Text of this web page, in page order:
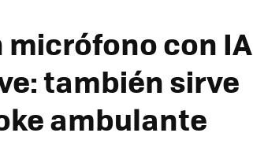
micrófono con IA
también sirve
ambulante